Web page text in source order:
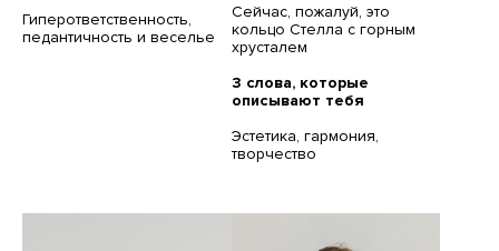
Гиперответственность,
педантичность и веселье
Сейчас, пожалуй, это
кольцо Стелла с горным
хрусталем
3 слова, которые
описывают тебя
Эстетика, гармония,
творчество